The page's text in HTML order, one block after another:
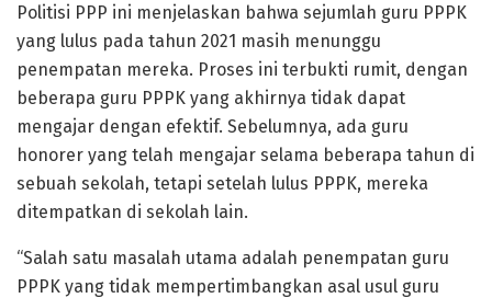
Politisi PPP ini menjelaskan bahwa sejumlah guru PPPK
yang lulus pada tahun 2021 masih menunggu
penempatan mereka. Proses ini terbukti rumit, dengan
beberapa guru PPPK yang akhirnya tidak dapat
mengajar dengan efektif. Sebelumnya, ada guru
honorer yang telah mengajar selama beberapa tahun di
sebuah sekolah, tetapi setelah lulus PPPK, mereka
ditempatkan di sekolah lain.
“Salah satu masalah utama adalah penempatan guru
PPPK yang tidak mempertimbangkan asal usul guru